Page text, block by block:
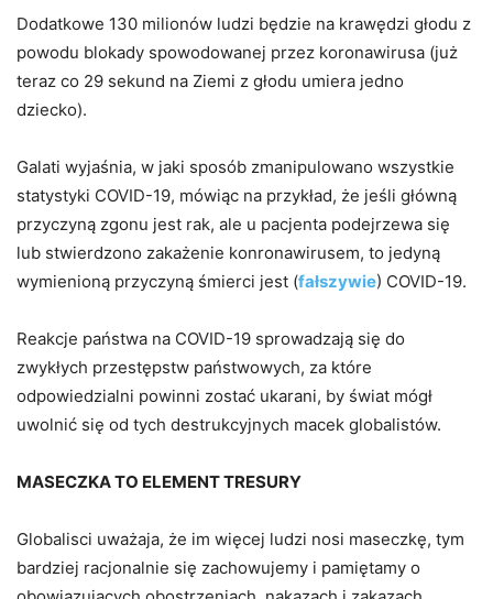
Dodatkowe 130 milionów ludzi będzie na krawędzi głodu z
powodu blokady spowodowanej przez koronawirusa (już
teraz co 29 sekund na Ziemi z głodu umiera jedno
dziecko).
Galati wyjaśnia, w jaki sposób zmanipulowano wszystkie
statystyki COVID-19, mówiąc na przykład, że jeśli główną
przyczyną zgonu jest rak, ale u pacjenta podejrzewa się
lub stwierdzono zakażenie konronawirusem, to jedyną
wymienioną przyczyną śmierci jest (fałszywie) COVID-19.
Reakcje państwa na COVID-19 sprowadzają się do
zwykłych przestępstw państwowych, za które
odpowiedzialni powinni zostać ukarani, by świat mógł
uwolnić się od tych destrukcyjnych macek globalistów.
MASECZKA TO ELEMENT TRESURY
Globalisci uważaja, że im więcej ludzi nosi maseczkę, tym
bardziej racjonalnie się zachowujemy i pamiętamy o